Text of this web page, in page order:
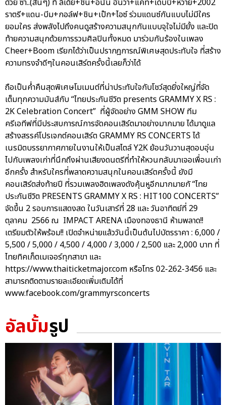
ด้วย ซ่า..(สั่นๆ) ที่ ลีเดีย+ชิน+อนัน อันวา+แคท+เด็บบี้+หวาย+2002
ราตรี+แดน-บีม+กอล์ฟ+ชิน+เป๊ก+ไอซ์ ร่วมแดนซ์กันแบบไม่มีใคร
ยอมใคร ส่งพลังไปถึงคนดูสร้างความสนุกกันแบบจุใจไม่มียั้ง และปิด
ท้ายความสนุกด้วยการรวมศิลปินทั้งหมด มาร่วมกันร้องในเพลง
Cheer+Boom เรียกได้ว่าเป็นปรากฎการณ์พิเศษสุดประทับใจ ที่สร้าง
ความทรงจำดีๆในคอนเสิร์ตครั้งนี้เลยก็ว่าได้
ถือเป็นค่ำคืนสุดพิเศษโมเมนต์ที่น่าประทับใจกับโชว์สุดยิ่งใหญ่ที่จัด
เต็มทุกความมันส์กับ “ไทยประกันชีวิต presents GRAMMY X RS :
2K Celebration Concert” ที่ผู้จัดอย่าง GMM SHOW ทีม
ครีเอทีฟที่มีประสบการณ์การจัดคอนเสิร์ตมาอย่างมากมาย ได้มาดูแล
สร้างสรรค์โปรเจกต์คอนเสิร์ต GRAMMY RS CONCERTS ได้
เนรมิตบรรยากาศภายในงานให้เป็นสไตล์ Y2K ย้อนวันวานสุดอบอุ่น
ไปกับเพลงเก่าที่นึกถึงผ่านเสียงดนตรีที่ทำให้หวนกลับมาเจอเพื่อนเก่า
อีกครั้ง สำหรับใครที่พลาดความสนุกในคอนเสิร์ตครั้งนี้ ยังมี
คอนเสิร์ตส่งท้ายปี ที่รวมเพลงฮิตเพลงดังคุ้นหูอีกมากมายกั “ไทย
ประกันชีวิต PRESENTS GRAMMY X RS : HIT100 CONCERTS”
จัดขึ้น 2 รอบการแสดงสด ในวันเสาร์ที่ 28 และ วันอาทิตย์ที่ 29
ตุลาคม 2566 ณ IMPACT ARENA เมืองทองธานี ห้ามพลาด!!
เตรียมตัวให้พร้อม!! เปิดจำหน่ายแล้ววันนี้เป็นต้นไปบัตรราคา : 6,000 /
5,500 / 5,000 / 4,500 / 4,000 / 3,000 / 2,500 และ 2,000 บาท ที่
ไทยทิคเก็ตเมเจอร์ทุกสาขา และ
https://www.thaiticketmajor.com หรือโทร 02-262-3456 และ
สามารถติดตามรายละเอียดเพิ่มเติมได้ที่
www.facebook.com/grammyrsconcerts
อัลบั้มรูป